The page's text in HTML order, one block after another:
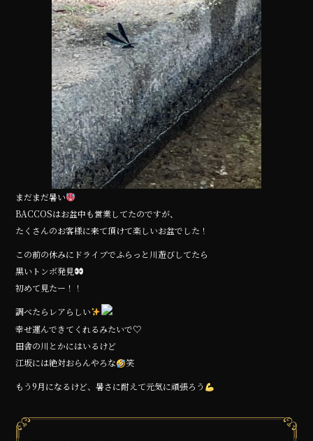
o
k
まだまだ暑い
BACCOSはお盆中も営業してたのですが、
たくさんのお客様に来て頂けて楽しいお盆でした！
この前の休みにドライブでふらっと川遊びしてたら
黒いトンボ発見
初めて見たー！！
調べたらレアらしい
幸せ運んできてくれるみたいで♡
田舎の川とかにはいるけど
江坂には絶対おらんやろな
笑
もう9月になるけど、暑さに耐えて元気に頑張ろう